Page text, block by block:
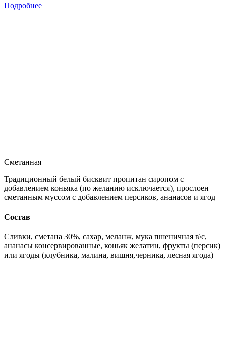
Подробнее
Сметанная
Традиционный белый бисквит пропитан сиропом с
добавлением коньяка (по желанию исключается), прослоен
сметанным муссом с добавлением персиков, ананасов и ягод
Состав
Сливки, сметана 30%, сахар, меланж, мука пшеничная в\с,
ананасы консервированные, коньяк желатин, фрукты (персик)
или ягоды (клубника, малина, вишня,черника, лесная ягода)